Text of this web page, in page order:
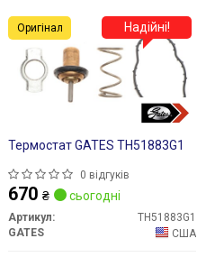
Термостат GATES TH51883G1
0 відгуків
670 ₴ сьогодні
Артикул:
TH51883G1
GATES
США
Надійні!
Оригінал